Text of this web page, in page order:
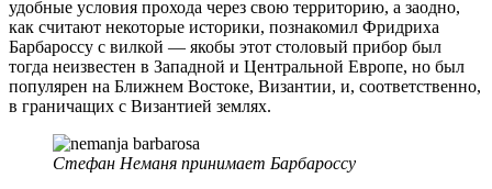
удобные условия прохода через свою территорию, а заодно,
как считают некоторые историки, познакомил Фридриха
Барбароссу с вилкой — якобы этот столовый прибор был
тогда неизвестен в Западной и Центральной Европе, но был
популярен на Ближнем Востоке, Византии, и, соответственно,
в граничащих с Византией землях.
Стефан Неманя принимает Барбароссу